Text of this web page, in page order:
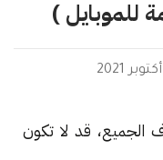
الجميع، قد لا تكون